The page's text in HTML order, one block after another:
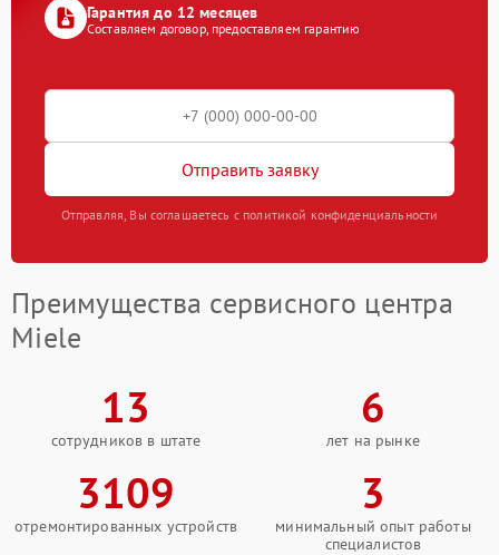
Гарантия до 12 месяцев
Составляем договор, предоставляем гарантию
Отправить заявку
Отправляя, Вы соглашаетесь с политикой конфиденциальности
Преимущества сервисного центра
Miele
13
сотрудников в штате
6
лет на рынке
3109
отремонтированных устройств
3
минимальный опыт работы
специалистов